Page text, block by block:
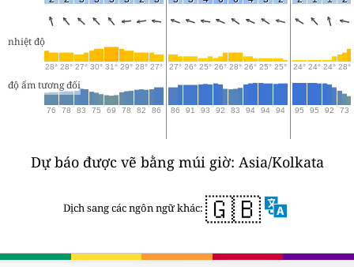
nhiệt độ
28° 28° 27° 30° 31° 29° 28° 27° 27° 26° 25° 26° 28° 26° 25° 25° 24° 24° 24° 28°
độ ẩm tương đối
76 78 83 75 69 78 82 86 86 91 93 92 83 94 94 94 95 95 92 73
Dự báo được vẽ bằng múi giờ: Asia/Kolkata
Dịch sang các ngôn ngữ khác: 🇬🇧